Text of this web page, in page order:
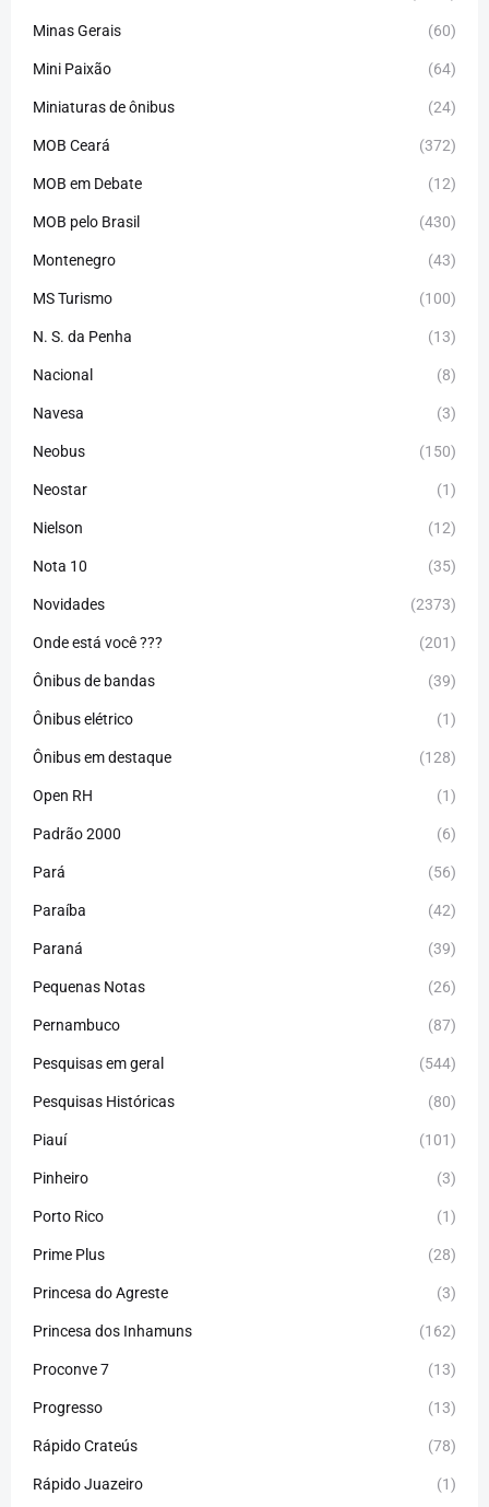
Minas Gerais (60)
Mini Paixão (64)
Miniaturas de ônibus (24)
MOB Ceará (372)
MOB em Debate (12)
MOB pelo Brasil (430)
Montenegro (43)
MS Turismo (100)
N. S. da Penha (13)
Nacional (8)
Navesa (3)
Neobus (150)
Neostar (1)
Nielson (12)
Nota 10 (35)
Novidades (2373)
Onde está você ??? (201)
Ônibus de bandas (39)
Ônibus elétrico (1)
Ônibus em destaque (128)
Open RH (1)
Padrão 2000 (6)
Pará (56)
Paraíba (42)
Paraná (39)
Pequenas Notas (26)
Pernambuco (87)
Pesquisas em geral (544)
Pesquisas Históricas (80)
Piauí (101)
Pinheiro (3)
Porto Rico (1)
Prime Plus (28)
Princesa do Agreste (3)
Princesa dos Inhamuns (162)
Proconve 7 (13)
Progresso (13)
Rápido Crateús (78)
Rápido Juazeiro (1)